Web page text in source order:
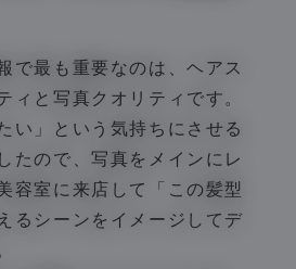
で最も重要なのは、ヘアス
ィと写真クオリティです。
い」という気持ちにさせる
たので、写真をメインにレ
容室に来店して「この髪型
るシーンをイメージしてデ